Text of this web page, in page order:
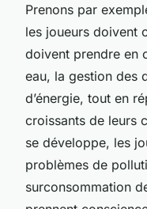
Prenons par
les joueurs doivent
doivent prendre en
eau, la gestion des
d’énergie, tout en
croissants de leurs
se développe, les
problèmes de
surconsommation